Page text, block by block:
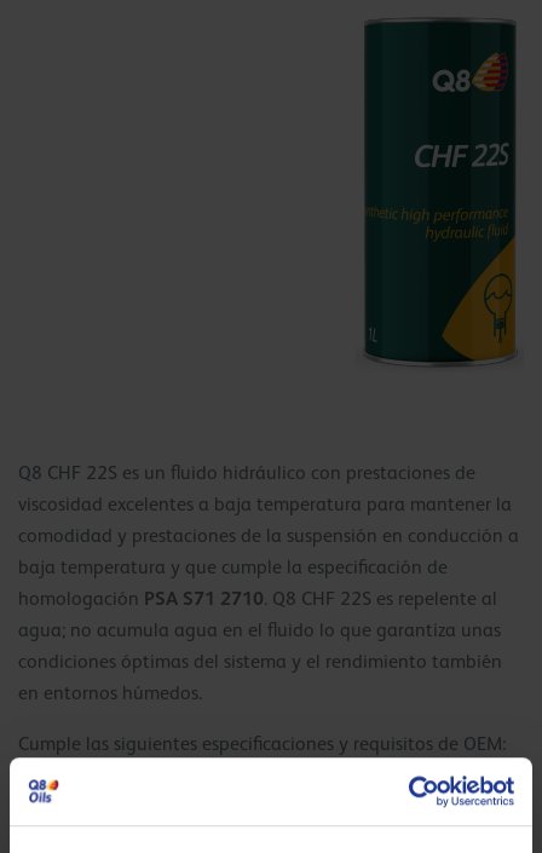
Q8 CHF 22S es un fluido hidráulico con prestaciones de
viscosidad excelentes a baja temperatura para mantener la
comodidad y prestaciones de la suspensión en conducción a
baja temperatura y que cumple la especificación de
homologación PSA S71 2710. Q8 CHF 22S es repelente al
agua; no acumula agua en el fluido lo que garantiza unas
condiciones óptimas del sistema y el rendimiento también
en entornos húmedos.
Cumple las siguientes especificaciones y requisitos de OEM:
PSA S71 2710
MAN M3289